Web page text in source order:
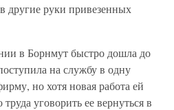
другие руки привезенных
в Борнмут быстро дошла до
на службу в одну
но хотя новая работа ей
уговорить ее вернуться в